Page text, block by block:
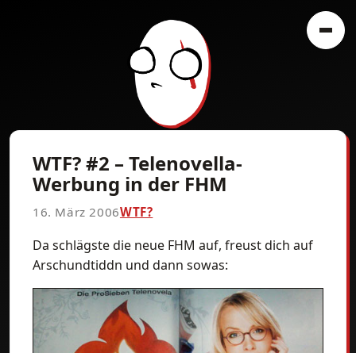
WTF? #2 – Telenovella-
Werbung in der FHM
16. März 2006WTF?
Da schlägste die neue FHM auf, freust dich auf
Arschundtiddn und dann sowas: